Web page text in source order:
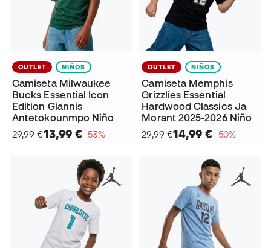
OUTLET NIÑOS
Camiseta Milwaukee
Bucks Essential Icon
Edition Giannis
Antetokounmpo Niño
29,99 €13,99 €−53%
OUTLET NIÑOS
Camiseta Memphis
Grizzlies Essential
Hardwood Classics Ja
Morant 2025-2026 Niño
29,99 €14,99 €−50%